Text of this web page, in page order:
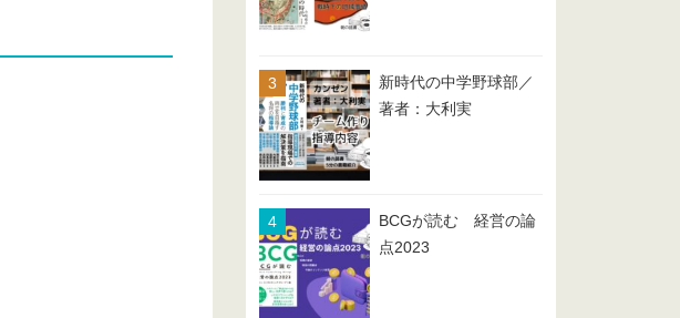
新時代の中学野球部／
著者：大利実
BCGが読む 経営の論
点2023